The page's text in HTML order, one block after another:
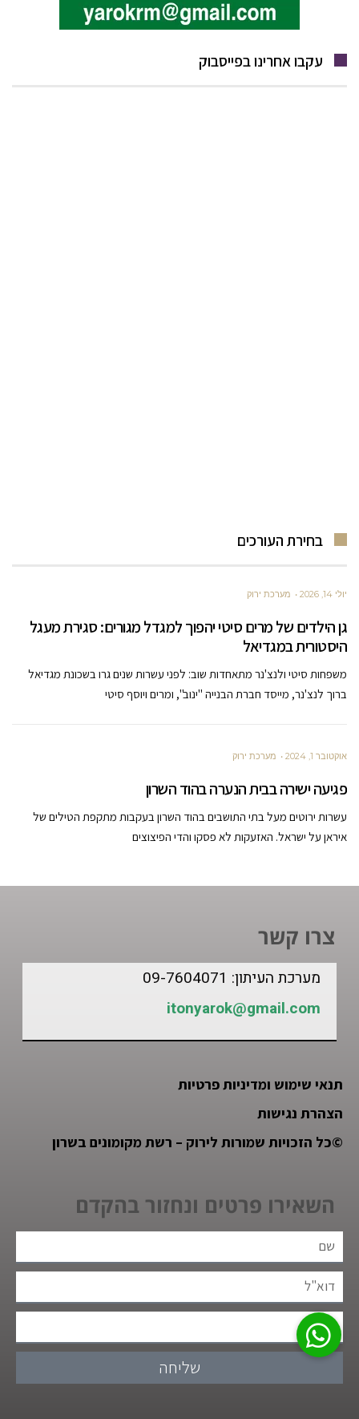
עקבו אחרינו בפייסבוק
בחירת העורכים
יולי 14, 2026 מערכת ירוק
גן הילדים של מרים סיטי יהפוך למגדל מגורים: סגירת מעגל
היסטורית במגדיאל
משפחות סיטי ולנצ'נר מתאחדות שוב: לפני עשרות שנים גרו בשכונת מגדיאל
ברוך לנצ'נר, מייסד חברת הבנייה "ינוב", ומרים ויוסף סיטי
אוקטובר 1, 2024 מערכת ירוק
פגיעה ישירה בבית הנערה בהוד השרון
עשרות ירוטים מעל בתי התושבים בהוד השרון בעקבות מתקפת הטילים של
איראן על ישראל. האזעקות לא פסקו והדי הפיצוצים
צרו קשר
מערכת העיתון: 09-7604071
itonyarok@gmail.com
תנאי שימוש ומדיניות פרטיות
הצהרת נגישות
©כל הזכויות שמורות לירוק – רשת מקומונים בשרון
השאירו פרטים ונחזור בהקדם
שליחה